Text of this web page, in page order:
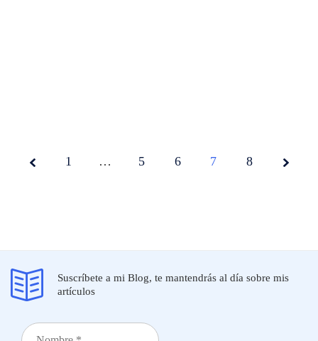
Page
1 … 5 6 7 8
Suscríbete a mi Blog, te mantendrás al día sobre mis
artículos